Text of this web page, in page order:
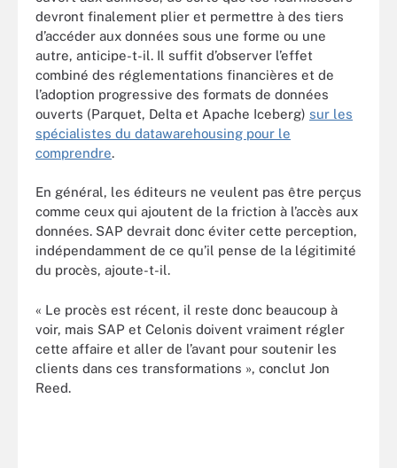
devront finalement plier et permettre à des tiers
d’accéder aux données sous une forme ou une
autre, anticipe-t-il. Il suffit d’observer l’effet
combiné des réglementations financières et de
l’adoption progressive des formats de données
ouverts (Parquet, Delta et Apache Iceberg) sur les
spécialistes du datawarehousing pour le
comprendre.
En général, les éditeurs ne veulent pas être perçus
comme ceux qui ajoutent de la friction à l’accès aux
données. SAP devrait donc éviter cette perception,
indépendamment de ce qu’il pense de la légitimité
du procès, ajoute-t-il.
« Le procès est récent, il reste donc beaucoup à
voir, mais SAP et Celonis doivent vraiment régler
cette affaire et aller de l’avant pour soutenir les
clients dans ces transformations », conclut Jon
Reed.